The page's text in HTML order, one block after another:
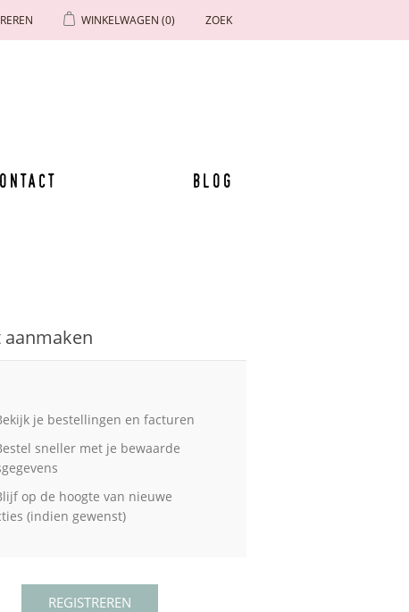
WINKELWAGEN (0) ZOEK
Blog
je bestellingen en facturen
sneller met je bewaarde
op de hoogte van nieuwe
(indien gewenst)